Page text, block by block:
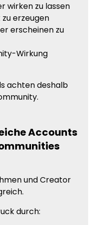
wirken zu lassen
erzeugen
erscheinen zu
Wirkung
achten deshalb
Accounts
und Creator
durch: